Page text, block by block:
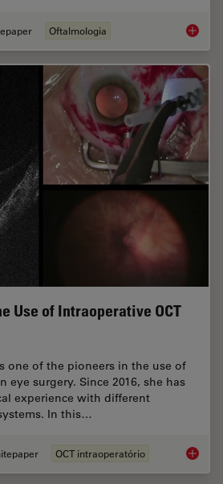
Oftalmologia
Use of Intraoperative OCT
one of the pioneers in the use of
eye surgery. Since 2016, she has
experience with different
In this…
OCT intraoperatório Moving